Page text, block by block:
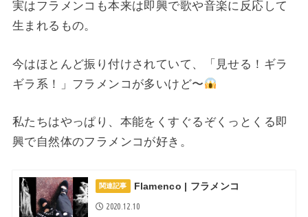
実はフラメンコも本来は即興で歌や音楽に反応して
生まれるもの。
今はほとんど振り付けされていて、「見せる！ギラ
ギラ系！」フラメンコが多いけど〜
私たちはやっぱり、本能をくすぐるぞくっとくる即
興で自然体のフラメンコが好き。
関連記事 Flamenco | フラメンコ
2020.12.10